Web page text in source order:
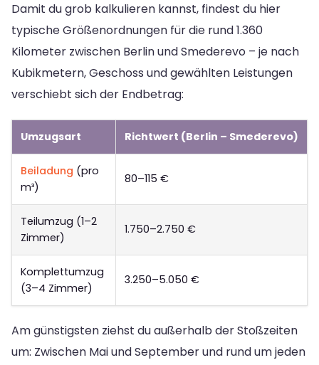
Damit du grob kalkulieren kannst, findest du hier
typische Größenordnungen für die rund 1.360
Kilometer zwischen Berlin und Smederevo – je nach
Kubikmetern, Geschoss und gewählten Leistungen
verschiebt sich der Endbetrag:
Umzugsart Richtwert (Berlin – Smederevo)
Beiladung (pro
m³)
80–115 €
Teilumzug (1–2
Zimmer)
1.750–2.750 €
Komplettumzug
(3–4 Zimmer)
3.250–5.050 €
Am günstigsten ziehst du außerhalb der Stoßzeiten
um: Zwischen Mai und September und rund um jeden